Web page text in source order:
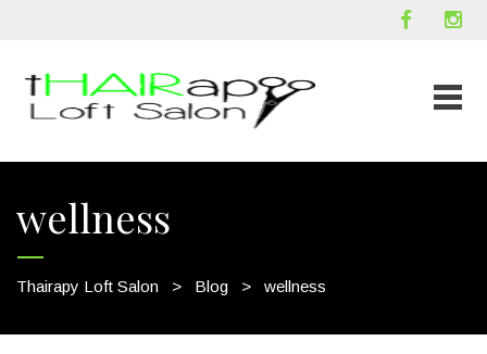
wellness
Thairapy Loft Salon > Blog > wellness